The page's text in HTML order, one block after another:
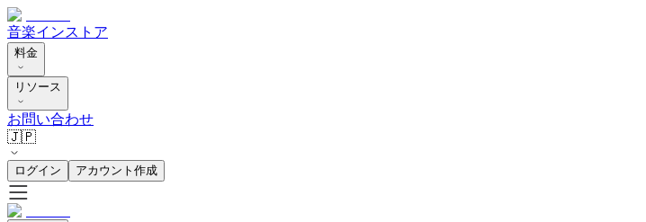
音楽インストア
料金
リソース
お問い合わせ
🇯🇵
ログイン アカウント作成